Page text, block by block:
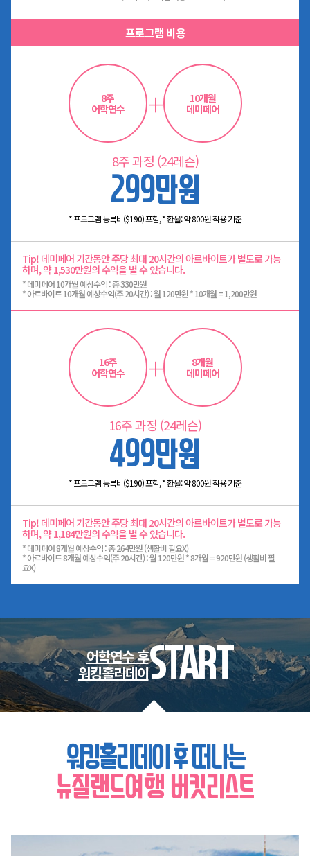
프로그램 비용
8주
어학연수
+
10개월
데미페어
8주 과정 (24레슨)
299만원
* 프로그램 등록비($190) 포함, * 환율: 약 800원 적용 기준
Tip! 데미페어 기간동안 주당 최대 20시간의 아르바이트가 별도로 가능
하며, 약 1,530만원의 수익을 벌 수 있습니다.
* 데미페어 10개월 예상수익 : 총 330만원
* 아르바이트 10개월 예상수익(주 20시간) : 월 120만원 * 10개월 = 1,200만원
16주
어학연수
+
8개월
데미페어
16주 과정 (24레슨)
499만원
* 프로그램 등록비($190) 포함, * 환율: 약 800원 적용 기준
Tip! 데미페어 기간동안 주당 최대 20시간의 아르바이트가 별도로 가능
하며, 약 1,184만원의 수익을 벌 수 있습니다.
* 데미페어 8개월 예상수익 : 총 264만원 (생활비 필요X)
* 아르바이트 8개월 예상수익(주 20시간) : 월 120만원 * 8개월 = 920만원 (생활비 필
요X)
어학연수 후
워킹홀리데이START
워킹홀리데이 후 떠나는
뉴질랜드여행 버킷리스트